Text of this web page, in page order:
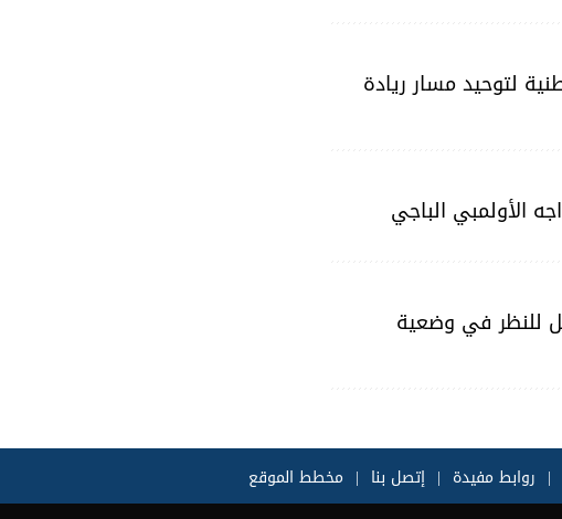
لتوحيد مسار ريادة
الأولمبي الباجي
للنظر في وضعية
| روابط مفيدة | إتصل بنا | مخطط الموقع